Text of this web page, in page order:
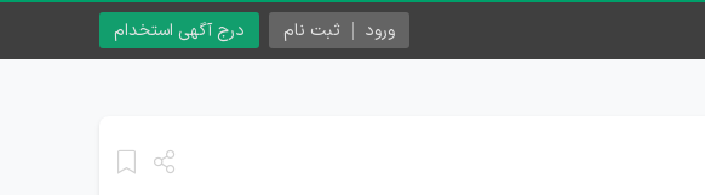
درج آگهی استخدام ورود ثبت نام